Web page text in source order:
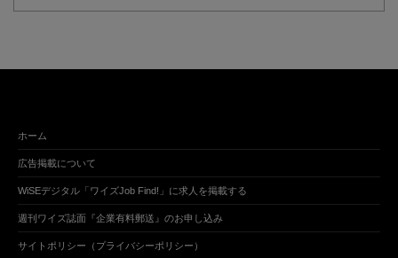
ホーム
広告掲載について
WiSEデジタル「ワイズJob Find!」に求人を掲載する
週刊ワイズ誌面『企業有料郵送』のお申し込み
サイトポリシー（プライバシーポリシー）